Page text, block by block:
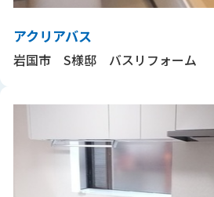
アクリアバス
岩国市 S様邸 バスリフォーム